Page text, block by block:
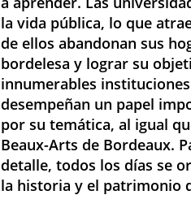
la vida pública, lo que
de ellos abandonan sus
bordelesa y lograr su
innumerables
desempeñan un papel
por su temática, al igual
Beaux-Arts de Bordeaux.
detalle, todos los días se
la historia y el patrimonio